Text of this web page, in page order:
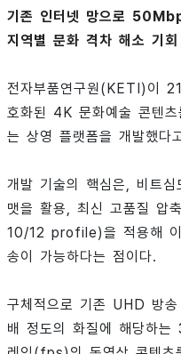
기존 인터넷 망으로
지역별 문화 격차 해소 기회
전자부품연구원(KETI)이
호화된 4K 문화예술 콘텐
는 상영 플랫폼을 개발했다
개발 기술의 핵심은, 비트
맷을 활용, 최신 고품질
10/12 profile)을 적용해
송이 가능하다는 점이다.
구체적으로 기존 UHD 방
배 정도의 화질에 해당하